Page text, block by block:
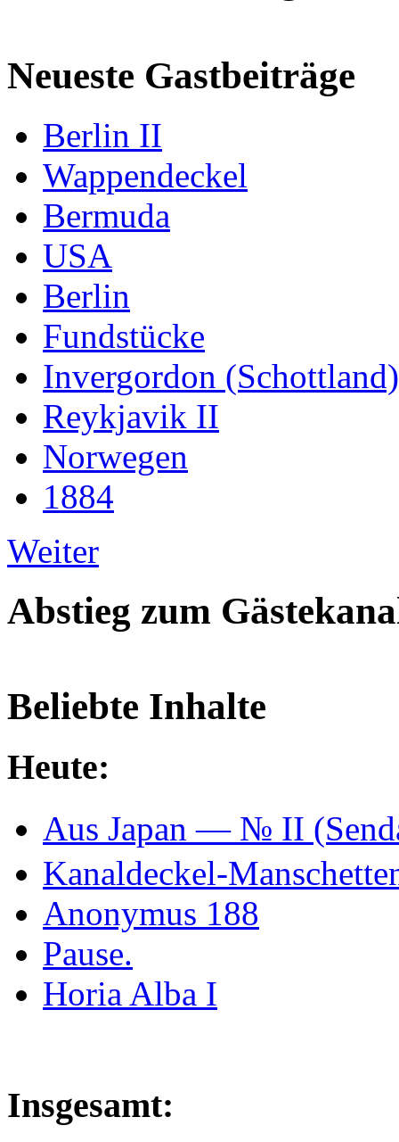
Neueste Gastbeiträge
Berlin II
Wappendeckel
Bermuda
USA
Berlin
Fundstücke
Invergordon (Schottland)
Reykjavik II
Norwegen
1884
Weiter
Abstieg zum
Beliebte Inhalte
Heute:
Aus Japan — № II
Kanaldeckel-
Anonymus 188
Pause.
Horia Alba I
Insgesamt: